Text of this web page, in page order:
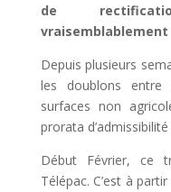
de
Depuis plusieurs
les doublons
surfaces non
prorata
Début Février, ce
Télépac. C’est à